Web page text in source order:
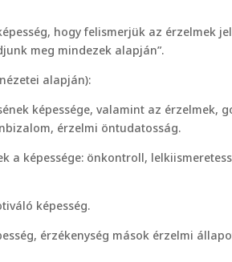
hogy felismerjük az érzelmek
meg mindezek alapján”.
alapján):
képessége, valamint az érzelmek,
érzelmi öntudatosság.
a képessége: önkontroll,
képesség.
érzékenység mások érzelmi